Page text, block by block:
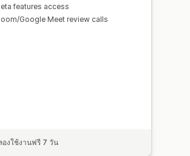
features access
Google Meet review calls
องใช้งานฟรี 7 วัน